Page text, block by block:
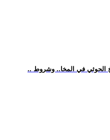
الحوثي في المخا.. وشروط